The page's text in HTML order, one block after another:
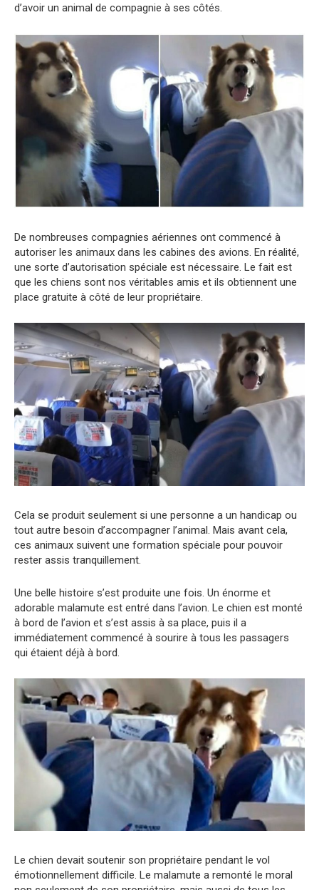
d’avoir un animal de compagnie à ses côtés.
De nombreuses compagnies aériennes ont commencé à
autoriser les animaux dans les cabines des avions. En réalité,
une sorte d’autorisation spéciale est nécessaire. Le fait est
que les chiens sont nos véritables amis et ils obtiennent une
place gratuite à côté de leur propriétaire.
Cela se produit seulement si une personne a un handicap ou
tout autre besoin d’accompagner l’animal. Mais avant cela,
ces animaux suivent une formation spéciale pour pouvoir
rester assis tranquillement.
Une belle histoire s’est produite une fois. Un énorme et
adorable malamute est entré dans l’avion. Le chien est monté
à bord de l’avion et s’est assis à sa place, puis il a
immédiatement commencé à sourire à tous les passagers
qui étaient déjà à bord.
Le chien devait soutenir son propriétaire pendant le vol
émotionnellement difficile. Le malamute a remonté le moral